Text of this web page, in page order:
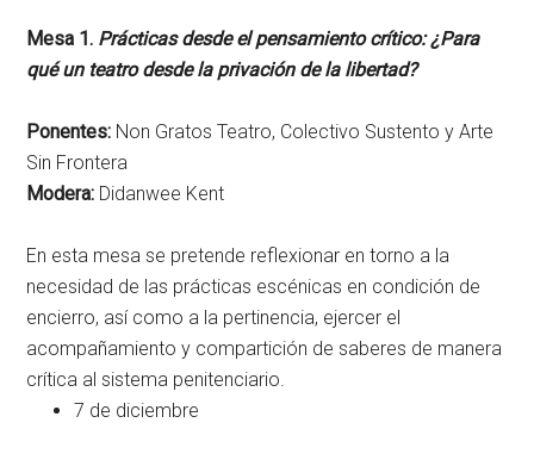
Mesa 1. Prácticas desde el pensamiento crítico: ¿Para
qué un teatro desde la privación de la libertad?
Ponentes: Non Gratos Teatro, Colectivo Sustento y Arte
Sin Frontera
Modera: Didanwee Kent
En esta mesa se pretende reflexionar en torno a la
necesidad de las prácticas escénicas en condición de
encierro, así como a la pertinencia, ejercer el
acompañamiento y compartición de saberes de manera
crítica al sistema penitenciario.
7 de diciembre